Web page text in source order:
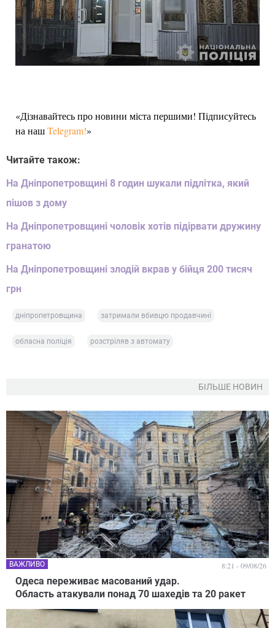
«Дізнавайтесь про новини міста першими! Підписуйтесь
на нашTelegram!»
Читайте також:
На Дніпропетровщині 8 годин шукали підлітка, який
пішов з дому
На Дніпропетровщині чоловік хотів підірвати дружину
гранатою
На Дніпропетровщині злодій вкрав у бійця 200 тисяч
грн
дніпропетровщина затримали вбивцю продавчині
обласна поліція розстріляв з автомату
БІЛЬШЕ НОВИН
Одеса переживає масований удар.
Область атакували понад 70 шахедів та 20 ракет
ВАЖЛИВО 8:21 - 09/08/26